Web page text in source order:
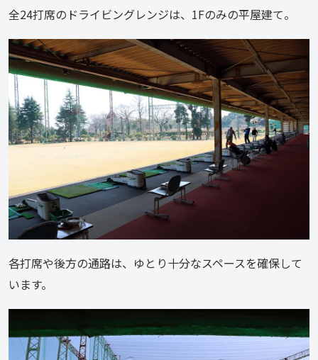
全24打席のドライビングレンジは、1Fのみの平屋建て。
各打席や後方の通路は、ゆとり十分なスペースを確保して
います。